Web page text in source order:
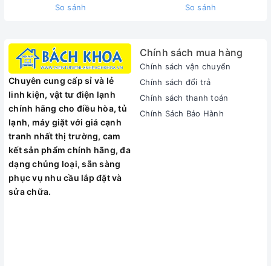
So sánh So sánh
Chuyên cung cấp sỉ và lẻ
linh kiện, vật tư điện lạnh
chính hãng cho điều hòa, tủ
lạnh, máy giặt với giá cạnh
tranh nhất thị trường, cam
kết sản phẩm chính hãng, đa
dạng chủng loại, sẵn sàng
phục vụ nhu cầu lắp đặt và
sửa chữa.
Chính sách mua hàng
Chính sách vận chuyển
Chính sách đổi trả
Chính sách thanh toán
Chính Sách Bảo Hành